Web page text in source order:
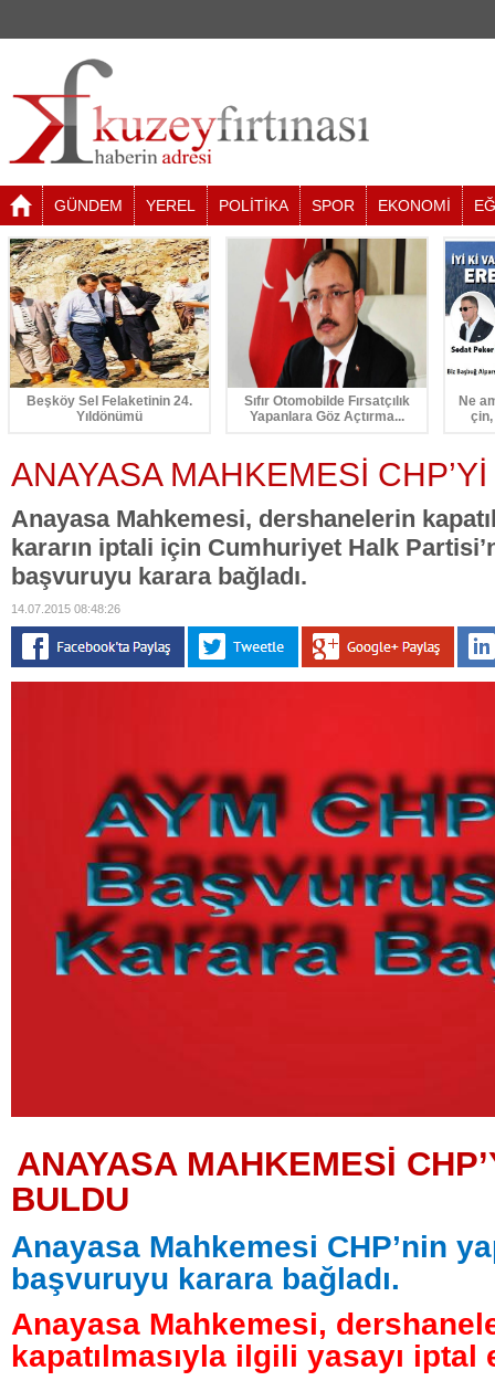
GÜNDEM YEREL POLİTİKA SPOR EKONOMİ
Beşköy Sel Felaketinin 24.
Yıldönümü
Sıfır Otomobilde Fırsatçılık
Yapanlara Göz Açtırma...
Ne
ANAYASA MAHKEMESİ
Anayasa Mahkemesi, dershanelerin
kararın iptali için Cumhuriyet Halk
başvuruyu karara bağladı.
14.07.2015 08:48:26
ANAYASA MAHKEMESİ
BULDU
Anayasa Mahkemesi CHP’nin
başvuruyu karara bağladı.
Anayasa Mahkemesi,
kapatılmasıyla ilgili yasayı iptal